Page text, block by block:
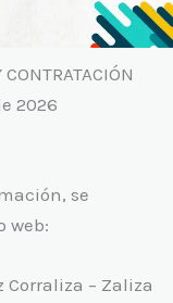
2026
se
web:
Corraliza – Zaliza